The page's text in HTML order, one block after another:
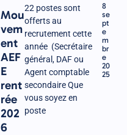
Mou
vem
ent
AEF
E
rent
rée
202
6
22 postes sont
offerts au
recrutement cette
année (Secrétaire
général, DAF ou
Agent comptable
secondaire Que
vous soyez en
poste
8
se
pt
e
m
br
e
20
25